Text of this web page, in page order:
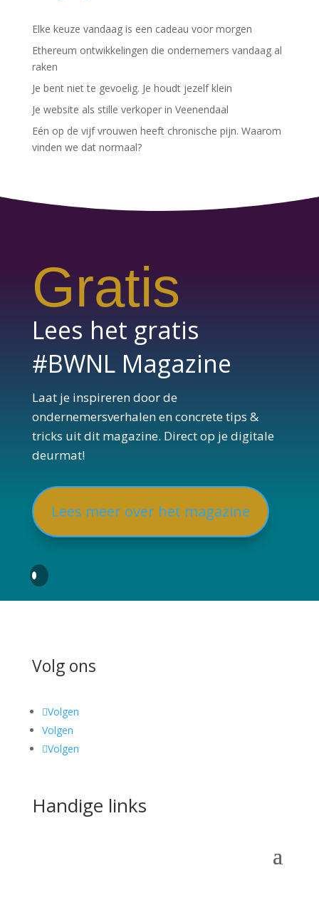
Elke keuze vandaag is een cadeau voor morgen
Ethereum ontwikkelingen die ondernemers vandaag al
raken
Je bent niet te gevoelig. Je houdt jezelf klein
Je website als stille verkoper in Veenendaal
Eén op de vijf vrouwen heeft chronische pijn. Waarom
vinden we dat normaal?
Gratis
Lees het gratis
#BWNL Magazine
Laat je inspireren door de
ondernemersverhalen en concrete tips &
tricks uit dit magazine. Direct op je digitale
deurmat!
Lees meer over het magazine
Volg ons
Volgen
Volgen
Volgen
Handige links